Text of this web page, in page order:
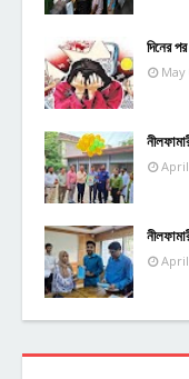
দিনের
May